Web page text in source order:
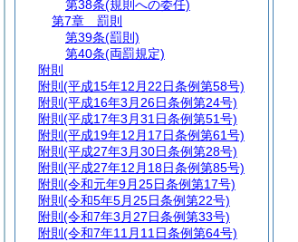
第38条(規則への委任)
第7章
罰則
第39条(罰則)
第40条(両罰規定)
附則
附則 (平成15年12月22日条例第58号)
附則 (平成16年3月26日条例第24号)
附則 (平成17年3月31日条例第51号)
附則 (平成19年12月17日条例第61号)
附則 (平成27年3月30日条例第28号)
附則 (平成27年12月18日条例第85号)
附則 (令和元年9月25日条例第17号)
附則 (令和5年5月25日条例第22号)
附則 (令和7年3月27日条例第33号)
附則 (令和7年11月11日条例第64号)